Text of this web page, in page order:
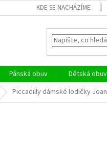
KDE SE NACHÁZÍME
Pánská obuv Dětská obuv
Piccadilly dámské lodičky